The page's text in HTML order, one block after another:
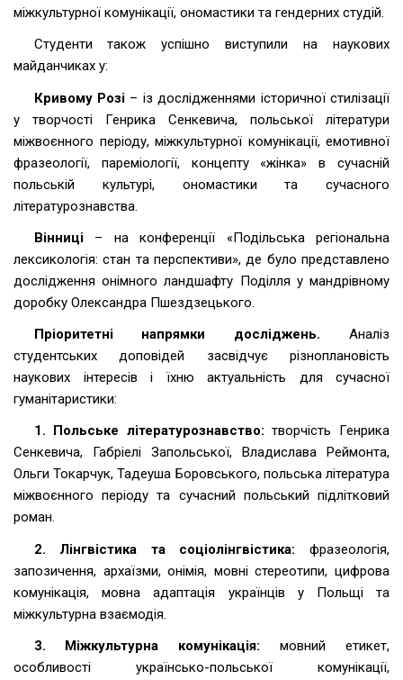
міжкультурної комунікації, ономастики та гендерних студій.
Студенти також успішно виступили на наукових
майданчиках у:
Кривому Розі– із дослідженнями історичної стилізації
у творчості Генрика Сенкевича, польської літератури
міжвоєнного періоду, міжкультурної комунікації, емотивної
фразеології, пареміології, концепту «жінка» в сучасній
польській культурі, ономастики та сучасного
літературознавства.
Вінниці– на конференції «Подільська регіональна
лексикологія: стан та перспективи», де було представлено
дослідження онімного ландшафту Поділля у мандрівному
доробку Олександра Пшездзецького.
Пріоритетні напрямки досліджень. Аналіз
студентських доповідей засвідчує різноплановість
наукових інтересів і їхню актуальність для сучасної
гуманітаристики:
1. Польське літературознавство: творчість Генрика
Сенкевича, Габріелі Запольської, Владислава Реймонта,
Ольги Токарчук, Тадеуша Боровського, польська література
міжвоєнного періоду та сучасний польський підлітковий
роман.
2. Лінгвістика та соціолінгвістика: фразеологія,
запозичення, архаїзми, онімія, мовні стереотипи, цифрова
комунікація, мовна адаптація українців у Польщі та
міжкультурна взаємодія.
3. Міжкультурна комунікація: мовний етикет,
особливості українсько-польської комунікації,